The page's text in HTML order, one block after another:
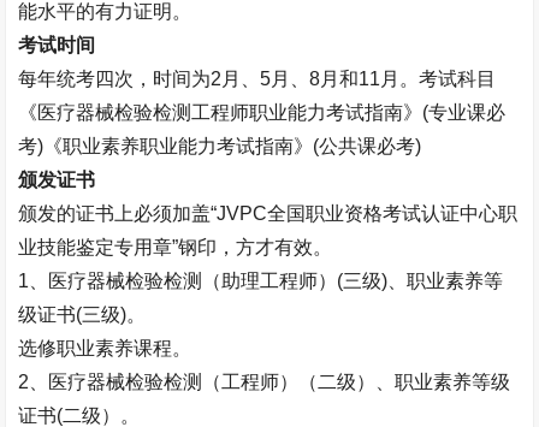
能水平的有力证明。
考试时间
每年统考四次，时间为2 月、5月、8月和11 月。考试科目
《医疗器械检验检测工程师职业能力考试指南》 (专业课必
考) 《职业素养职业能力考试指南》 (公共课必考)
颁发证书
颁发的证书上必须加盖“JVPC全国职业资格考试认证中心职
业技能鉴定专用章”钢印，方才有效。
1 、医疗器械检验检测（助理工程师） (三级) 、职业素养等
级证书(三级)。
选修职业素养课程。
2 、医疗器械检验检测（工程师）（二级）、职业素养等级
证书(二级）。